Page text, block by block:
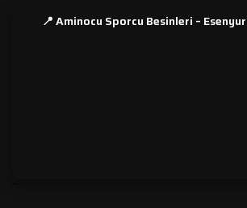
📍 Aminocu Sporcu Besinleri –